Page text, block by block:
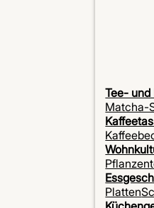
Tee- und
Matcha-
Platten